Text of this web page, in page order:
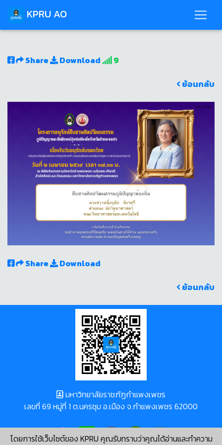
KPRU AO
Share Download
9
ย้อนกลับ
Share
Download
ย้อนกลับ
โดยการใช้เว็บไซต์ของ KPRU คุณรับทราบว่าคุณได้อ่านและทำความ
มหาวิทยาลัยราชภัฏกำแพงเพชร
เลขที่ 69 หมู่ที่ 1 ต.นครชุม อ.เมือง จ.กำแพงเพชร 62000